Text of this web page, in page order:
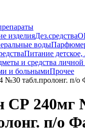
изделияДез.средства
воды
Питание детское,
и средства
и больнымиПрочее
№30 табл.пролонг. п/
СР 240мг
п/о